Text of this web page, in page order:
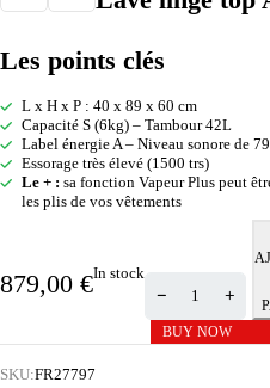
Les points clés
L x H x P : 40 x 89 x 60 cm
Capacité S (6kg) – Tambour 42L
Label énergie A – Niveau sonore de
Essorage très élevé (1500 trs)
Le + : sa fonction Vapeur Plus peut
les plis de vos vêtements
879,00 €In stock
BUY NOW
SKU:FR27797